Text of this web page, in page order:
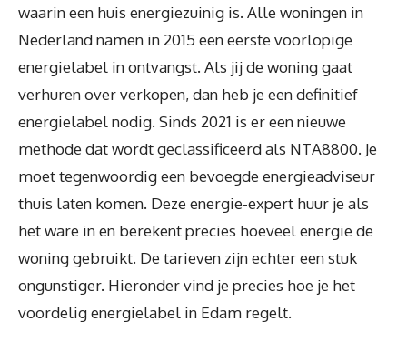
waarin een huis energiezuinig is. Alle woningen in
Nederland namen in 2015 een eerste voorlopige
energielabel in ontvangst. Als jij de woning gaat
verhuren over verkopen, dan heb je een definitief
energielabel nodig. Sinds 2021 is er een nieuwe
methode dat wordt geclassificeerd als NTA8800. Je
moet tegenwoordig een bevoegde energieadviseur
thuis laten komen. Deze energie-expert huur je als
het ware in en berekent precies hoeveel energie de
woning gebruikt. De tarieven zijn echter een stuk
ongunstiger. Hieronder vind je precies hoe je het
voordelig energielabel in Edam regelt.